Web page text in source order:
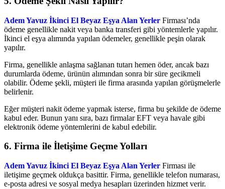
Adem Yavuz İkinci El Beyaz Eşya Alan Yerler Firması’nda
ödeme genellikle nakit veya banka transferi gibi yöntemlerle yapılır.
İkinci el eşya alımında yapılan ödemeler, genellikle peşin olarak
yapılır.
Firma, genellikle anlaşma sağlanan tutarı hemen öder, ancak bazı
durumlarda ödeme, ürünün alımından sonra bir süre gecikmeli
olabilir. Ödeme şekli, müşteri ile firma arasında yapılan görüşmelerle
belirlenir.
Eğer müşteri nakit ödeme yapmak isterse, firma bu şekilde de ödeme
kabul eder. Bunun yanı sıra, bazı firmalar EFT veya havale gibi
elektronik ödeme yöntemlerini de kabul edebilir.
6. Firma ile İletişime Geçme Yolları
Adem Yavuz İkinci El Beyaz Eşya Alan Yerler Firması ile
iletişime geçmek oldukça basittir. Firma, genellikle telefon numarası,
e-posta adresi ve sosyal medya hesapları üzerinden hizmet verir.